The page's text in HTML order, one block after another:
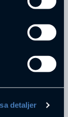
detaljer